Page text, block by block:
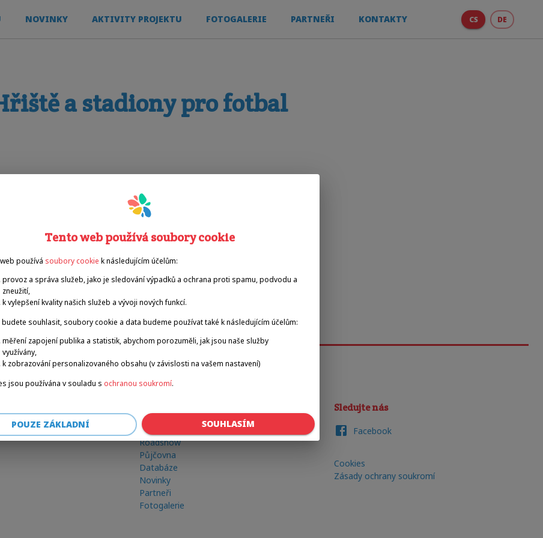
NOVINKY AKTIVITY PROJEKTU FOTOGALERIE PARTNEŘI KONTAKTY CS DE
a stadiony pro fotbal
Sporty
Zimní hry
Roadshow
Půjčovna
Databáze
Novinky
Partneři
Fotogalerie
Sledujte nás
Facebook
Cookies
Zásady ochrany soukromí
Tento web používá soubory cookie
používá soubory cookie k následujícím účelům:
provoz a správa služeb, jako je sledování výpadků a ochrana proti spamu, podvodu a
zneužití,
k vylepšení kvality našich služeb a vývoji nových funkcí.
budete souhlasit, soubory cookie a data budeme používat také k následujícím účelům:
měření zapojení publika a statistik, abychom porozuměli, jak jsou naše služby
využívány,
k zobrazování personalizovaného obsahu (v závislosti na vašem nastavení)
jsou používána v souladu s ochranou soukromí.
POUZE ZÁKLADNÍ SOUHLASÍM